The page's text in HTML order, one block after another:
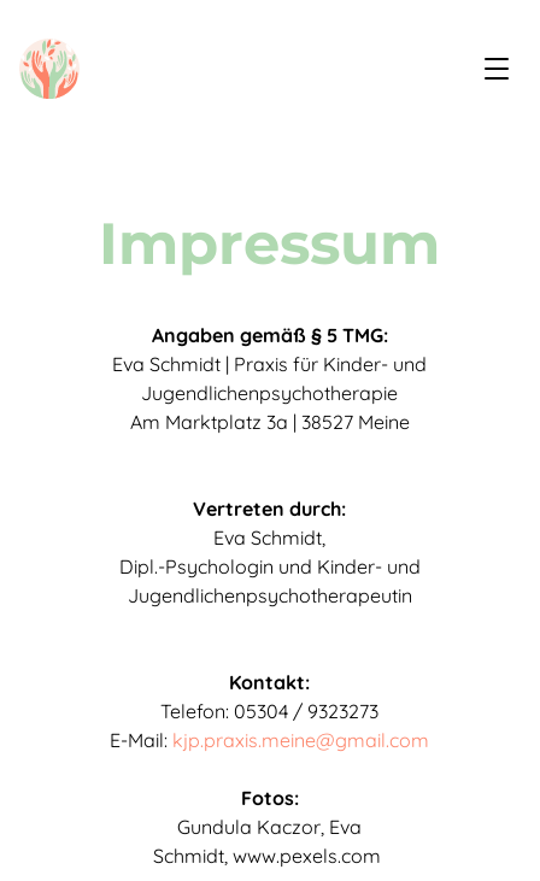
Impressum
Angaben gemäß § 5 TMG:
Eva Schmidt | Praxis für Kinder- und
Jugendlichenpsychotherapie
Am Marktplatz 3a | 38527 Meine
Vertreten durch:
Eva Schmidt,
Dipl.-Psychologin und Kinder- und
Jugendlichenpsychotherapeutin
Kontakt:
Telefon: 05304 / 9323273
E-Mail: kjp.praxis.meine@gmail.com
Fotos:
Gundula Kaczor, Eva
Schmidt,www.pexels.com